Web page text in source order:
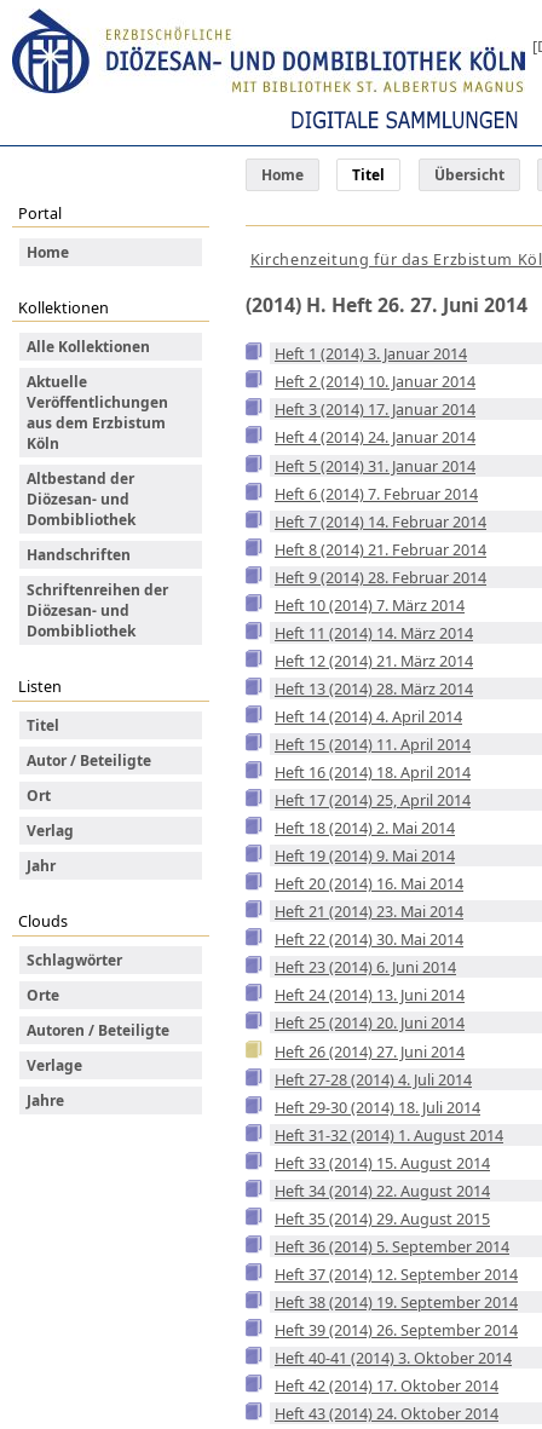
Home Titel Übersicht
Portal
Home
Kollektionen
Alle Kollektionen
Aktuelle
Veröffentlichungen
aus dem Erzbistum
Köln
Altbestand der
Diözesan- und
Dombibliothek
Handschriften
Schriftenreihen der
Diözesan- und
Dombibliothek
Listen
Titel
Autor / Beteiligte
Ort
Verlag
Jahr
Clouds
Schlagwörter
Orte
Autoren / Beteiligte
Verlage
Jahre
Kirchenzeitung für das Erzbistum
(2014) H. Heft 26. 27. Juni 2014
Heft 1 (2014) 3. Januar 2014
Heft 2 (2014) 10. Januar 2014
Heft 3 (2014) 17. Januar 2014
Heft 4 (2014) 24. Januar 2014
Heft 5 (2014) 31. Januar 2014
Heft 6 (2014) 7. Februar 2014
Heft 7 (2014) 14. Februar 2014
Heft 8 (2014) 21. Februar 2014
Heft 9 (2014) 28. Februar 2014
Heft 10 (2014) 7. März 2014
Heft 11 (2014) 14. März 2014
Heft 12 (2014) 21. März 2014
Heft 13 (2014) 28. März 2014
Heft 14 (2014) 4. April 2014
Heft 15 (2014) 11. April 2014
Heft 16 (2014) 18. April 2014
Heft 17 (2014) 25, April 2014
Heft 18 (2014) 2. Mai 2014
Heft 19 (2014) 9. Mai 2014
Heft 20 (2014) 16. Mai 2014
Heft 21 (2014) 23. Mai 2014
Heft 22 (2014) 30. Mai 2014
Heft 23 (2014) 6. Juni 2014
Heft 24 (2014) 13. Juni 2014
Heft 25 (2014) 20. Juni 2014
Heft 26 (2014) 27. Juni 2014
Heft 27-28 (2014) 4. Juli 2014
Heft 29-30 (2014) 18. Juli 2014
Heft 31-32 (2014) 1. August 2014
Heft 33 (2014) 15. August 2014
Heft 34 (2014) 22. August 2014
Heft 35 (2014) 29. August 2015
Heft 36 (2014) 5. September 2014
Heft 37 (2014) 12. September 2014
Heft 38 (2014) 19. September 2014
Heft 39 (2014) 26. September 2014
Heft 40-41 (2014) 3. Oktober 2014
Heft 42 (2014) 17. Oktober 2014
Heft 43 (2014) 24. Oktober 2014